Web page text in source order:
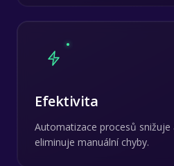
Efektivita
Automatizace procesů snižuje
eliminuje manuální chyby.